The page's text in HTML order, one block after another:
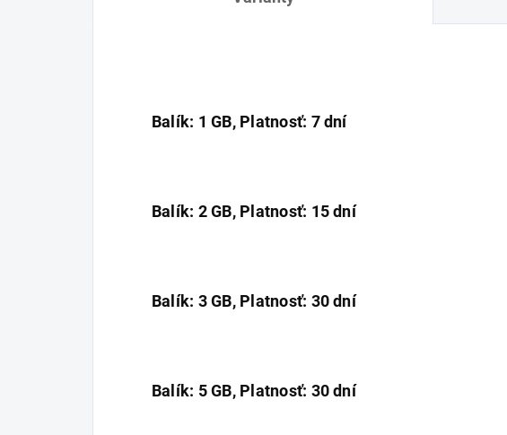
Balík: 1 GB, Platnosť: 7 dní
Balík: 2 GB, Platnosť: 15 dní
Balík: 3 GB, Platnosť: 30 dní
Balík: 5 GB, Platnosť: 30 dní